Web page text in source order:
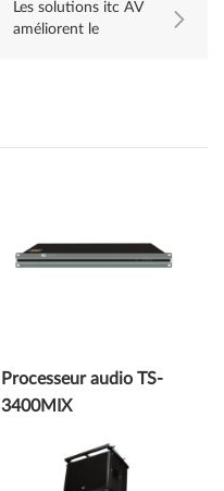
Les solutions itc AV
améliorent le
Processeur audio TS-
3400MIX